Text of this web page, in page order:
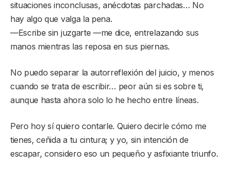
situaciones inconclusas, anécdotas parchadas… No
hay algo que valga la pena.
—Escribe sin juzgarte —me dice, entrelazando sus
manos mientras las reposa en sus piernas.
No puedo separar la autorreflexión del juicio, y menos
cuando se trata de escribir… peor aún si es sobre ti,
aunque hasta ahora solo lo he hecho entre líneas.
Pero hoy sí quiero contarle. Quiero decirle cómo me
tienes, ceñida a tu cintura; y yo, sin intención de
escapar, considero eso un pequeño y asfixiante triunfo.